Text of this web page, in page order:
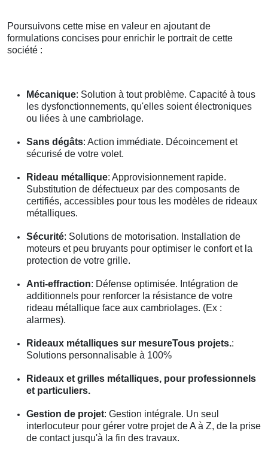
Poursuivons cette mise en valeur en ajoutant de
formulations concises pour enrichir le portrait de cette
société :
Mécanique: Solution à tout problème. Capacité à tous
les dysfonctionnements, qu'elles soient électroniques
ou liées à une cambriolage.
Sans dégâts: Action immédiate. Décoincement et
sécurisé de votre volet.
Rideau métallique: Approvisionnement rapide.
Substitution de défectueux par des composants de
certifiés, accessibles pour tous les modèles de rideaux
métalliques.
Sécurité: Solutions de motorisation. Installation de
moteurs et peu bruyants pour optimiser le confort et la
protection de votre grille.
Anti-effraction: Défense optimisée. Intégration de
additionnels pour renforcer la résistance de votre
rideau métallique face aux cambriolages. (Ex :
alarmes).
Rideaux métalliques sur mesureTous projets.:
Solutions personnalisable à 100%
Rideaux et grilles métalliques, pour professionnels
et particuliers.
Gestion de projet: Gestion intégrale. Un seul
interlocuteur pour gérer votre projet de A à Z, de la prise
de contact jusqu'à la fin des travaux.